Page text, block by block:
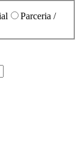
Parceria /